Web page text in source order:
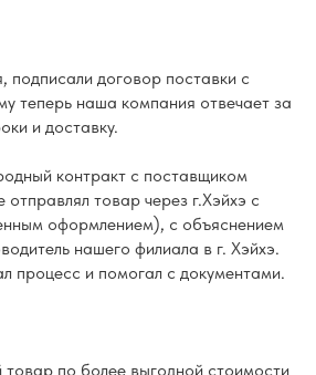
подписали договор поставки с
теперь наша компания отвечает за
и доставку.
контракт с поставщиком
товар через г.Хэйхэ с
оформлением), с объяснением
нашего филиала в г. Хэйхэ.
процесс и помогал с документами.
товар по более выгодной стоимости